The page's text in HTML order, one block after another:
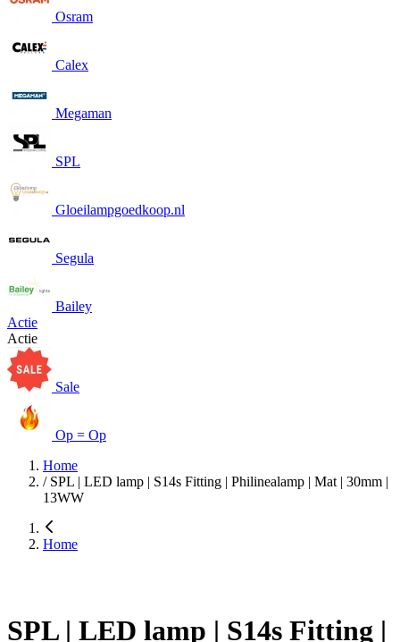
Osram
Calex
Megaman
SPL
Gloeilampgoedkoop.nl
Segula
Bailey
Actie
Actie
Sale
Op = Op
Home
/ SPL | LED lamp | S14s Fitting | Philinealamp | Mat | 30mm |
13WW
Home
SPL | LED lamp | S14s Fitting |